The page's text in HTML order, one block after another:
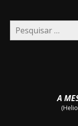
Pesquisar
por:
A